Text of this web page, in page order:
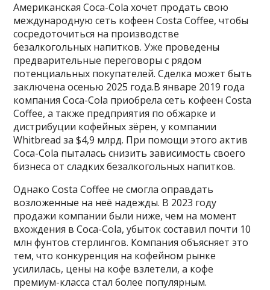
Американская Coca-Cola хочет продать свою
международную сеть кофеен Costa Coffee, чтобы
сосредоточиться на производстве
безалкогольных напитков. Уже проведены
предварительные переговоры с рядом
потенциальных покупателей. Сделка может быть
заключена осенью 2025 года.В январе 2019 года
компания Coca-Cola приобрела сеть кофеен Costa
Coffee, а также предприятия по обжарке и
дистрибуции кофейных зёрен, у компании
Whitbread за $4,9 млрд. При помощи этого актив
Coca-Cola пыталась снизить зависимость своего
бизнеса от сладких безалкогольных напитков.
Однако Costa Coffee не смогла оправдать
возложенные на неё надежды. В 2023 году
продажи компании были ниже, чем на момент
вхождения в Coca-Cola, убыток составил почти 10
млн фунтов стерлингов. Компания объясняет это
тем, что конкуренция на кофейном рынке
усилилась, цены на кофе взлетели, а кофе
премиум-класса стал более популярным.